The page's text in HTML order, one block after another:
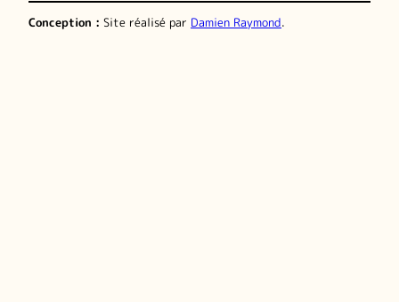
Conception : Site réalisé par Damien Raymond.